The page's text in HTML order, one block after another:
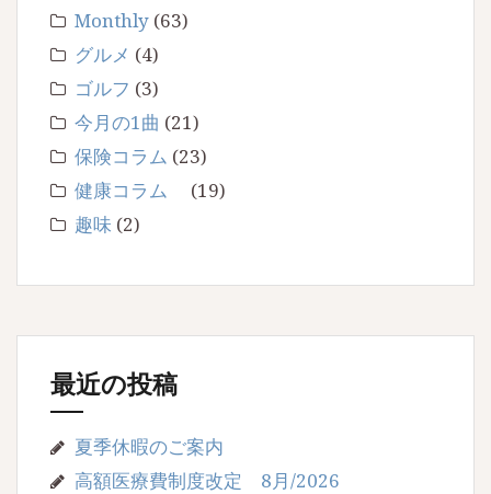
Monthly (63)
グルメ (4)
ゴルフ (3)
今月の1曲 (21)
保険コラム (23)
健康コラム
(19)
趣味 (2)
最近の投稿
夏季休暇のご案内
高額医療費制度改定 8月/2026